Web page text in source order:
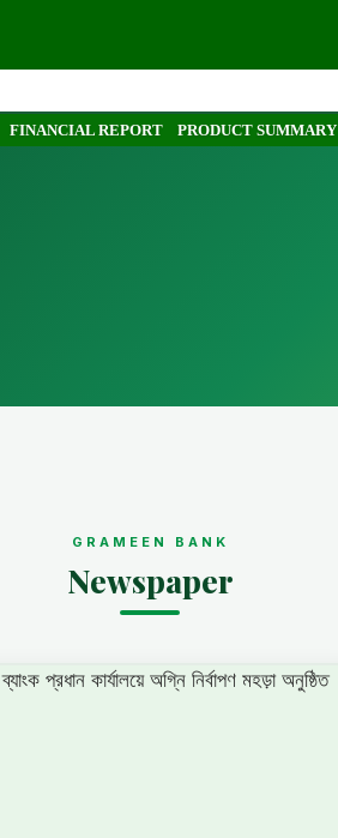
FINANCIAL REPORT PRODUCT SUMMARY
GRAMEEN BANK
Newspaper